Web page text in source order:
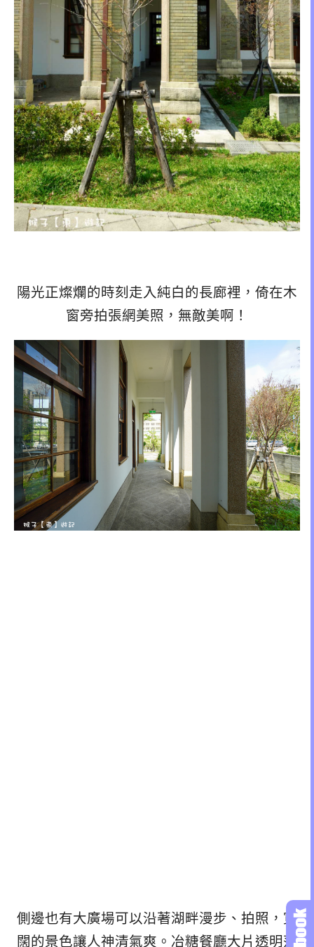
陽光正燦爛的時刻走入純白的長廊裡，倚在木
窗旁拍張網美照，無敵美啊！
側邊也有大廣場可以沿著湖畔漫步、拍照，寬
闊的景色讓人神清氣爽。冶糖餐廳大片透明落